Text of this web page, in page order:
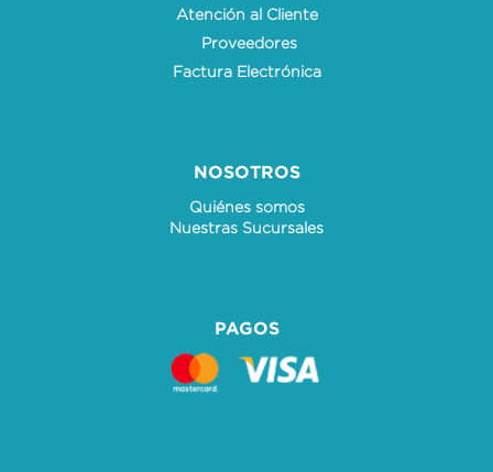
Atención al Cliente
Proveedores
Factura Electrónica
NOSOTROS
Quiénes somos
Nuestras Sucursales
PAGOS